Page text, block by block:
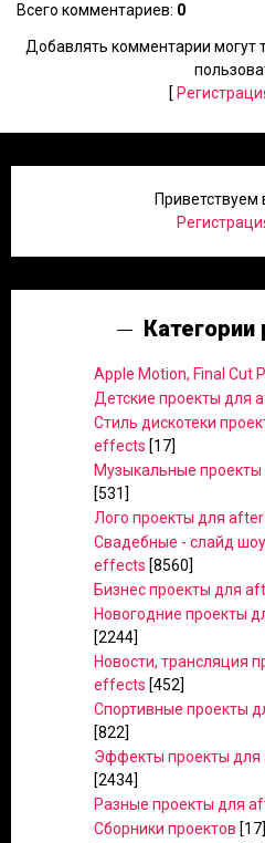
Всего комментариев: 0
Добавлять комментарии могут
[
Приветствуем
Категории
Apple Motion, Final Cut
Детские проекты для
Стиль дискотеки
effects [17]
Музыкальные
[531]
Лого проекты для
Свадебные - слайд
effects [8560]
Бизнес проекты для
Новогодние проекты
[2244]
Новости, трансляция
effects [452]
Спортивные проекты
[822]
Эффекты проекты
[2434]
Разные проекты для
Сборники проектов [17]